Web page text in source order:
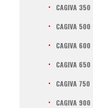
CAGIVA 350
CAGIVA 500
CAGIVA 600
CAGIVA 650
CAGIVA 750
CAGIVA 900